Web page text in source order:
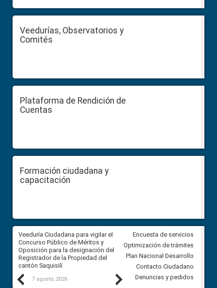
Veedurías, Observatorios y
Comités
Plataforma de Rendición de
Cuentas
Formación ciudadana y
capacitación
Previous
Veeduría Ciudadana para vigilar el
Concurso Público de Méritos y
Oposición para la designación del
Registrador de la Propiedad del
cantón Saquisilí
7 agosto, 2026
Veeduría Ciudadana para
construcción del asfaltado de
Ballenita del cantón Santa
7 agosto, 2026
Next
Encuesta de servicios
Optimización de trámites
Plan Nacional Desarrollo
Contacto Ciudadano
Denuncias y pedidos